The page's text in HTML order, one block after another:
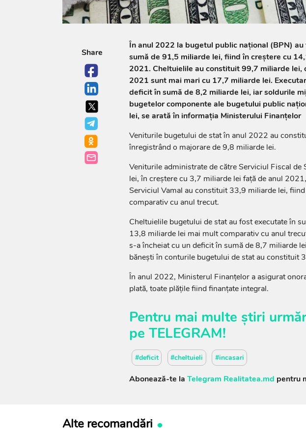
Share
În anul 2022 la bugetul public național (BPN)
sumă de 91,5 miliarde lei, fiind în creștere cu
2021. Cheltuielile au constituit 99,7 miliarde lei,
2021 sunt mai mari cu 17,7 miliarde lei.
deficit în sumă de 8,2 miliarde lei, iar soldurile
bugetelor componente ale bugetului public
lei, se arată în informația Ministerului Finanțelor
Veniturile bugetului de stat în anul 2022 au
înregistrând o majorare de 9,8 miliarde lei.
Veniturile administrate de către Serviciul Fiscal
lei, în creștere cu 3,7 miliarde lei față de anul
Serviciul Vamal au constituit 33,9 miliarde lei,
comparativ cu anul trecut.
Cheltuielile bugetului de stat au fost executate în
13,8 miliarde lei mai mult comparativ cu anul
s-a încheiat cu un deficit în sumă de 8,7 miliarde
bănești în conturile bugetului de stat au constituit
În anul 2022, Ministerul Finanțelor a asigurat
plată, toate plățile fiind finanțate integral.
Pentru mai multe știri
pe TELEGRAM!
#deficit #cheltuieli #incasari
Abonează-te la Telegram Realitatea.md pentru
Alte recomandări